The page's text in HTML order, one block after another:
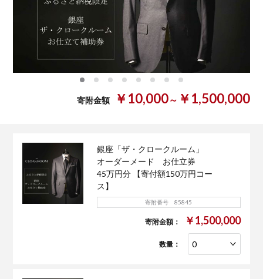
寄附金額 ￥10,000～ ￥1,500,000
銀座「ザ・クロークルーム」
オーダーメード お仕立券
45万円分 【寄付額150万円コー
ス】
寄附番号 85845
寄附金額： ￥1,500,000
数量：